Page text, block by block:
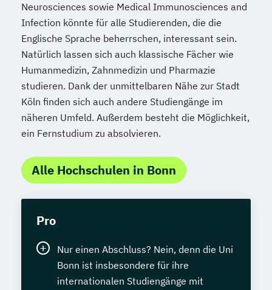
Neurosciences sowie Medical Immunosciences and
Infection könnte für alle Studierenden, die die
Englische Sprache beherrschen, interessant sein.
Natürlich lassen sich auch klassische Fächer wie
Humanmedizin, Zahnmedizin und Pharmazie
studieren. Dank der unmittelbaren Nähe zur Stadt
Köln finden sich auch andere Studiengänge im
näheren Umfeld. Außerdem besteht die Möglichkeit,
ein Fernstudium zu absolvieren.
Alle Hochschulen in Bonn
Pro
Nur einen Abschluss? Nein, denn die Uni
Bonn ist insbesondere für ihre
internationalen Studiengänge mit